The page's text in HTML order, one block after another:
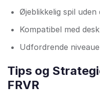
Øjeblikkelig spil
Kompatibel med
Udfordrende
Tips og
FRVR